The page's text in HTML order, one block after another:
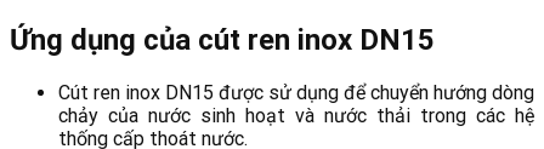
Ứng dụng của cút ren inox DN15
Cút ren inox DN15 được sử dụng để chuyển hướng dòng
chảy của nước sinh hoạt và nước thải trong các hệ
thống cấp thoát nước.